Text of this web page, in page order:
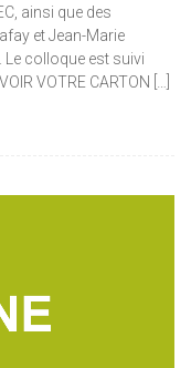
ainsi que des
et Jean-Marie
colloque est suivi
VOTRE CARTON […]